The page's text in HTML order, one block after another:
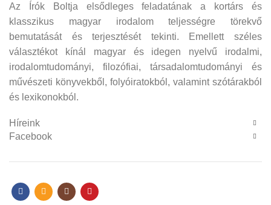
Az Írók Boltja elsődleges feladatának a kortárs és
klasszikus magyar irodalom teljességre törekvő
bemutatását és terjesztését tekinti. Emellett széles
választékot kínál magyar és idegen nyelvű irodalmi,
irodalomtudományi, filozófiai, társadalomtudományi és
művészeti könyvekből, folyóiratokból, valamint szótárakból
és lexikonokból.
Híreink
Facebook